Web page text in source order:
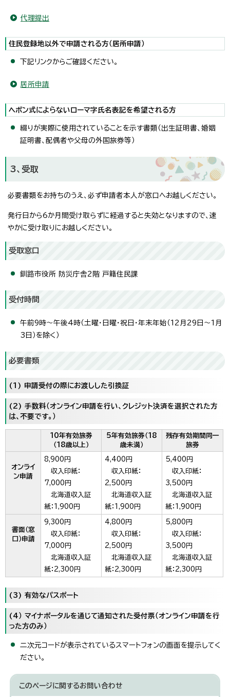
代理提出
住民登録地以外で申請される方（居所申請）
下記リンクからご確認ください。
居所申請
ヘボン式によらないローマ字氏名表記を希望される方
綴りが実際に使用されていることを示す書類（出生証明書、婚姻
証明書、配偶者や父母の外国旅券等）
3、受取
必要書類をお持ちのうえ、必ず申請者本人が窓口へお越しください。
発行日から6か月間受け取らずに経過すると失効となりますので、速
やかに受け取りにお越しください。
受取窓口
釧路市役所 防災庁舎2階 戸籍住民課
受付時間
午前9時～午後4時（土曜・日曜・祝日・年末年始（12月29日～1月
3日）を除く）
必要書類
(1) 申請受付の際にお渡しした引換証
(2) 手数料（オンライン申請を行い、クレジット決済を選択された方
は、不要です。）
10年有効旅券
（18歳以上）
5年有効旅券（18
歳未満）
残存有効期間同一
旅券
オンライ
ン申請
8,900円
収入印紙：
7,000円
北海道収入証
紙：1,900円
4,400円
収入印紙：
2,500円
北海道収入証
紙：1,900円
5,400円
収入印紙：
3,500円
北海道収入証
紙：1,900円
書面（窓
口）申請
9,300円
収入印紙：
7,000円
北海道収入証
紙：2,300円
4,800円
収入印紙：
2,500円
北海道収入証
紙：2,300円
5,800円
収入印紙：
3,500円
北海道収入証
紙：2,300円
(3) 有効なパスポート
(4） マイナポータルを通じて通知された受付票（オンライン申請を行
った方のみ）
二次元コードが表示されているスマートフォンの画面を提示してく
ださい。
このページに関するお問い合わせ